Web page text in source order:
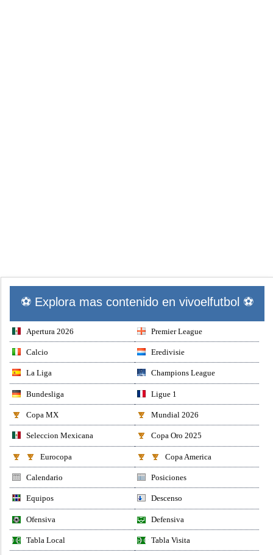
⚽ Explora mas contenido en vivoelfutbol ⚽
Apertura 2026 Premier League
Calcio Eredivisie
La Liga Champions League
Bundesliga Ligue 1
Copa MX Mundial 2026
Seleccion Mexicana Copa Oro 2025
Eurocopa Copa America
Calendario Posiciones
Equipos Descenso
Ofensiva Defensiva
Tabla Local Tabla Visita